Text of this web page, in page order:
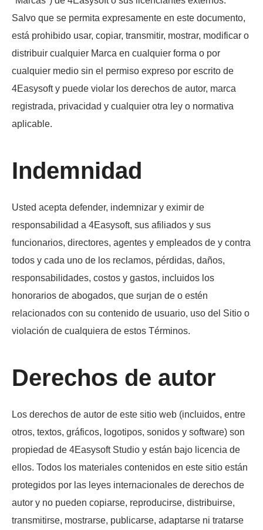
Salvo que se permita expresamente en este documento,
está prohibido usar, copiar, transmitir, mostrar, modificar o
distribuir cualquier Marca en cualquier forma o por
cualquier medio sin el permiso expreso por escrito de
4Easysoft y puede violar los derechos de autor, marca
registrada, privacidad y cualquier otra ley o normativa
aplicable.
Indemnidad
Usted acepta defender, indemnizar y eximir de
responsabilidad a 4Easysoft, sus afiliados y sus
funcionarios, directores, agentes y empleados de y contra
todos y cada uno de los reclamos, pérdidas, daños,
responsabilidades, costos y gastos, incluidos los
honorarios de abogados, que surjan de o estén
relacionados con su contenido de usuario, uso del Sitio o
violación de cualquiera de estos Términos.
Derechos de autor
Los derechos de autor de este sitio web (incluidos, entre
otros, textos, gráficos, logotipos, sonidos y software) son
propiedad de 4Easysoft Studio y están bajo licencia de
ellos. Todos los materiales contenidos en este sitio están
protegidos por las leyes internacionales de derechos de
autor y no pueden copiarse, reproducirse, distribuirse,
transmitirse, mostrarse, publicarse, adaptarse ni tratarse